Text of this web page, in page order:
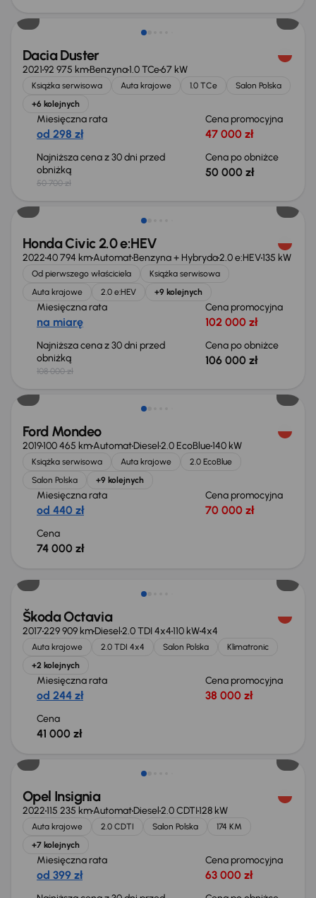
Dacia Duster
202192 975 kmBenzyna1.0 TCe67 kW
Książka serwisowa Auta krajowe 1.0 TCe
Salon Polska
+6 kolejnych
Miesięczna rata
od 298 zł
Cena promocyjna
47 000 zł
Najniższa cena z 30 dni przed
obniżką
50 700 zł
Cena po obniżce
50 000 zł
Taniej o 2 000 zł
Honda Civic 2.0 e:HEV
202240 794 kmAutomatBenzyna + Hybryda2.0 e:HEV135 kW
Od pierwszego właściciela
Książka serwisowa
Auta krajowe
2.0 e:HEV +9 kolejnych
Miesięczna rata
na miarę
Cena promocyjna
102 000 zł
Najniższa cena z 30 dni przed
obniżką
108 000 zł
Cena po obniżce
106 000 zł
Ford Mondeo
2019100 465 kmAutomatDiesel2.0 EcoBlue140 kW
Książka serwisowa Auta krajowe
2.0 EcoBlue
Salon Polska
+9 kolejnych
Miesięczna rata
od 440 zł
Cena promocyjna
70 000 zł
Cena
74 000 zł
Škoda Octavia
2017229 909 kmDiesel2.0 TDI 4x4110 kW4x4
Auta krajowe 2.0 TDI 4x4 Salon Polska
Klimatronic
+2 kolejnych
Miesięczna rata
od 244 zł
Cena promocyjna
38 000 zł
Cena
41 000 zł
Opel Insignia
2022115 235 kmAutomatDiesel2.0 CDTI128 kW
Auta krajowe 2.0 CDTI Salon Polska
174 KM
+7 kolejnych
Miesięczna rata
od 399 zł
Cena promocyjna
63 000 zł